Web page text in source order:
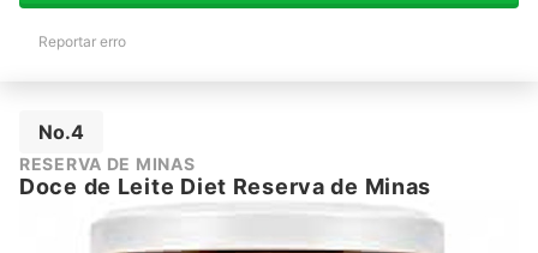
Reportar erro
No.4
RESERVA DE MINAS
Doce de Leite Diet Reserva de Minas